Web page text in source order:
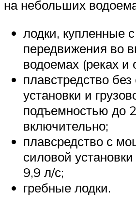
на небольших
лодки, купленные
передвижения во
водоемах (реках и
плавстредство
установки и
подъемностью до
включительно;
плавсредство с
силовой
9,9 л/с;
гребные лодки.